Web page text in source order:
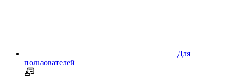
Для
пользователей